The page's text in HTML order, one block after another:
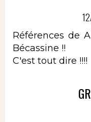
Références de
Bécassine !!
C'est tout dire !!!!